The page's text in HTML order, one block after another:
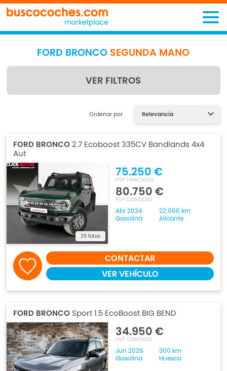
FORD BRONCO SEGUNDA MANO
VER FILTROS
Encuentra lo que estás
Ordenar por
FORD BRONCO2.7 Ecoboost 335CV Bandlands 4x4
Aut
25 fotos
75.250 €
PVP FINACIADO
80.750 €
PVP CONTADO
Abr 2024
22.660 km
Gasolina
Alicante
CONTACTAR
VER VEHÍCULO
FORD BRONCO Sport 1.5 EcoBoost BIG BEND
34.950 €
PVP CONTADO
Jun 2026
300 km
Gasolina
Huesca